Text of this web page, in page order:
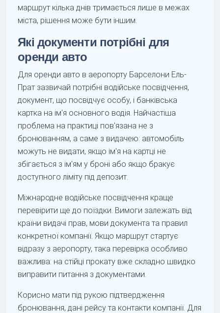
маршрут кілька днів тримається лише в межах
міста, рішення може бути іншим.
Які документи потрібні для
оренди авто
Для оренди авто в аеропорту Барселони Ель-
Прат зазвичай потрібні водійське посвідчення,
документ, що посвідчує особу, і банківська
картка на ім'я основного водія. Найчастіша
проблема на практиці пов'язана не з
бронюванням, а саме з видачею: автомобіль
можуть не видати, якщо ім'я на картці не
збігається з ім'ям у броні або якщо бракує
доступного ліміту під депозит.
Міжнародне водійське посвідчення краще
перевірити ще до поїздки. Вимоги залежать від
країни видачі прав, мови документа та правил
конкретної компанії. Якщо маршрут стартує
відразу з аеропорту, така перевірка особливо
важлива: на стійці прокату вже складно швидко
виправити питання з документами.
Корисно мати під рукою підтвердження
бронювання, дані рейсу та контакти компанії. Для